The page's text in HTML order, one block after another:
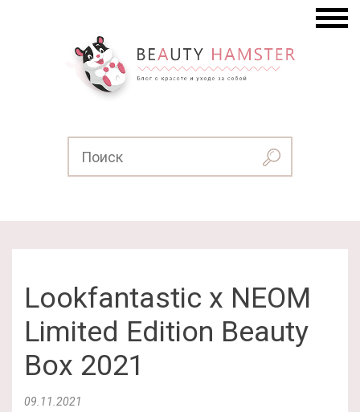
Lookfantastic x NEOM
Limited Edition Beauty
Box 2021
09.11.2021